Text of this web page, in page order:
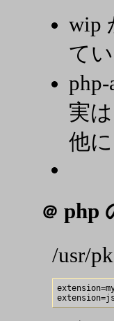
wip
て
実
他
＠ php
/usr/